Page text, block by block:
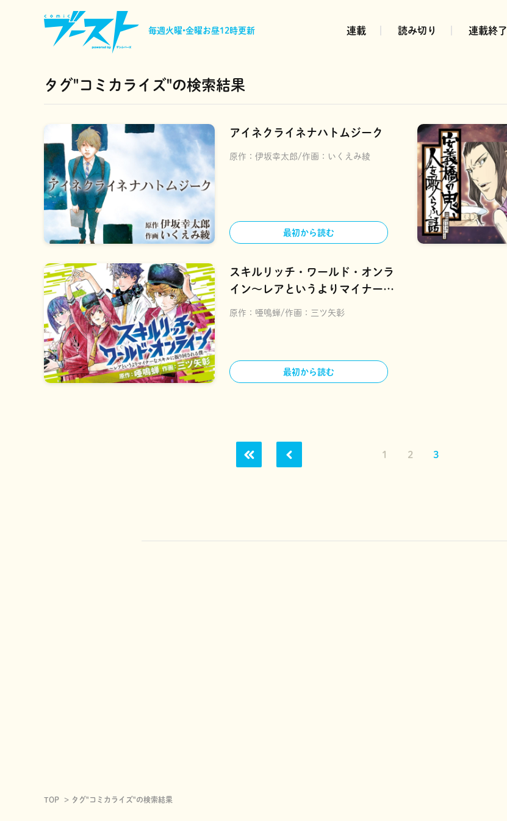
毎週火曜•金曜お昼12時更新 連載 読み切り 連載終了
タグ"コミカライズ"の検索結果
アイネクライネナハトムジーク
原作： 伊坂幸太郎 作画： いくえみ綾
最初から読む
スキルリッチ・ワールド・オンラ
イン～レアというよりマイナーな
スキルに振り回される僕～
原作： 唖鳴蝉 作画： 三ツ矢彰
最初から読む
1 2 3
TOP タグ"コミカライズ"の検索結果